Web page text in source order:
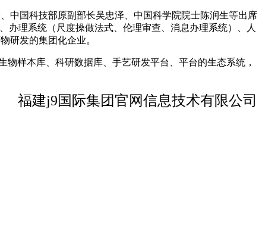
国科技部原副部长吴忠泽、中国科学院院士陈润生等出席
办理系统（尺度操做法式、伦理审查、消息办理系统）、人
研发的集团化企业。
样本库、科研数据库、手艺研发平台、平台的生态系统，
福建j9国际集团官网信息技术有限公司